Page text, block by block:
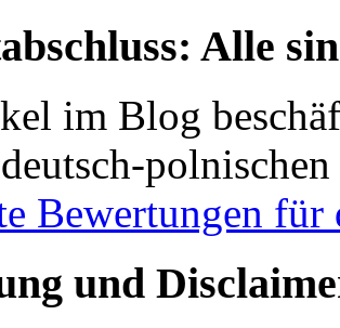
Alle
im Blog
Bewertungen
und